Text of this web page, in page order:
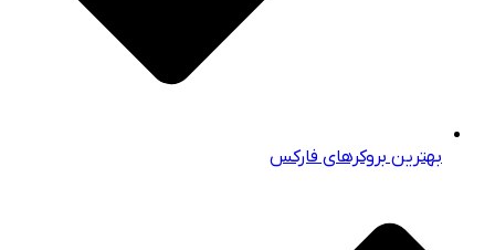
بهترین بروکرهای فارکس